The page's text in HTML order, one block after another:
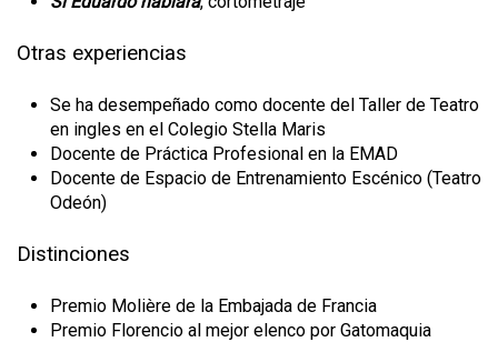
Otras experiencias
Se ha desempeñado como docente del Taller de Teatro
en ingles en el Colegio Stella Maris
Docente de Práctica Profesional en la EMAD
Docente de Espacio de Entrenamiento Escénico (Teatro
Odeón)
Distinciones
Premio Molière de la Embajada de Francia
Premio Florencio al mejor elenco por Gatomaquia